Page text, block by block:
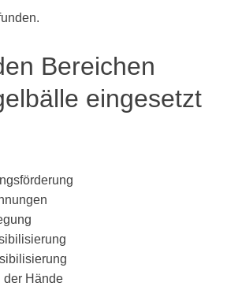
Bereichen
eingesetzt
der Hände